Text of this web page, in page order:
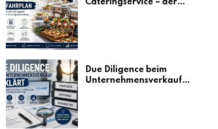
Cateringservice – der
Due Diligence beim
Unternehmensverkauf